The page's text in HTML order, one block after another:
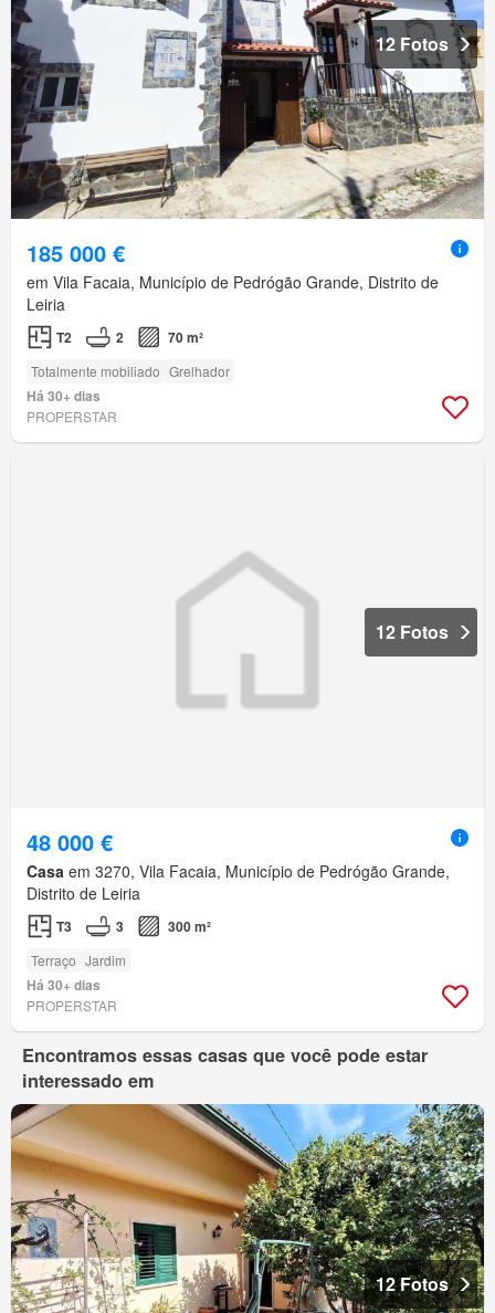
12 Fotos
185 000 €
em Vila Facaia, Município de Pedrógão Grande, Distrito de
Leiria
T2 2 70 m²
Totalmente mobiliado Grelhador
Há 30+ dias
PROPERSTAR
12 Fotos
48 000 €
Casa em 3270, Vila Facaia, Município de Pedrógão Grande,
Distrito de Leiria
T3 3 300 m²
Terraço Jardim
Há 30+ dias
PROPERSTAR
Encontramos essas casas que você pode estar
interessado em
12 Fotos